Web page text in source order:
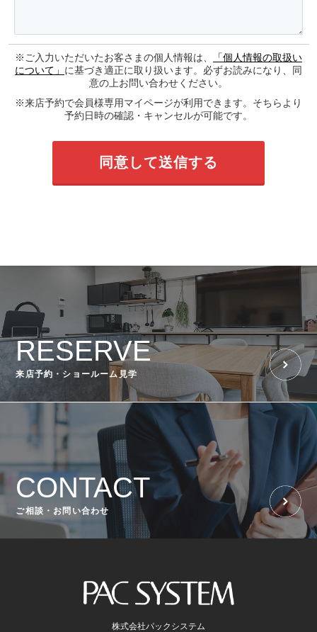
※ご入力いただいたお客さまの個人情報は、
「個人情報の取扱い
について」 に基づき適正に取り扱います。必ずお読みになり、同
意の上お問い合わせください。
※来店予約で会員様専用マイページが利用できます。そちらより
予約日時の確認・キャンセルが可能です。
RESERVE
来店予約・ショールーム見学
CONTACT
ご相談・お問い合わせ
株式会社パックシステム